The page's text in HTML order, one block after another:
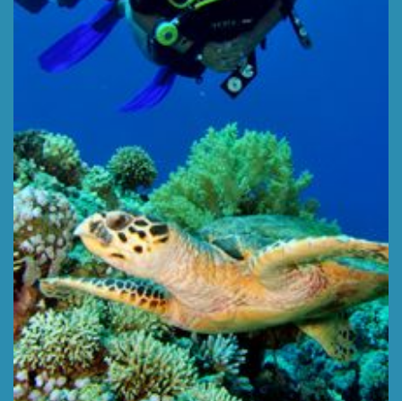
RAS MOHAMED
Profundidad 5-40 m,Tipo : Reef wall
LEER MÁS